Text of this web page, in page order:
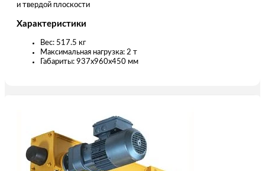
и твердой плоскости
Характеристики
Вес: 517.5 кг
Максимальная нагрузка: 2 т
Габариты: 937х960х450 мм